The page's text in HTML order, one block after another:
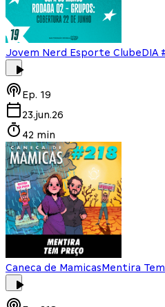
Jovem Nerd Esporte ClubeDIA
Ep. 19
23.jun.26
42 min
Caneca de MamicasMentira